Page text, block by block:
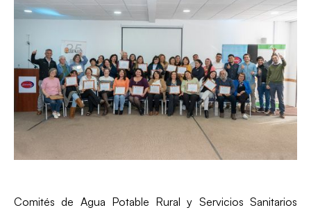
Comités de Agua Potable Rural y Servicios Sanitarios